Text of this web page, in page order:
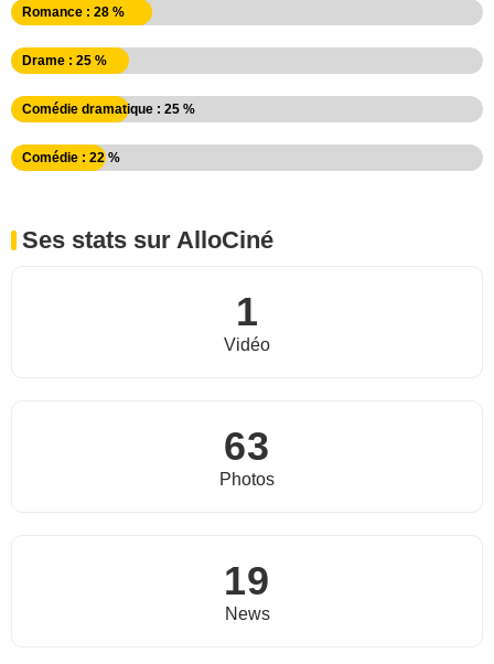
Romance : 28 %
Drame : 25 %
Comédie dramatique : 25 %
Comédie : 22 %
Ses stats sur AlloCiné
1
Vidéo
63
Photos
19
News